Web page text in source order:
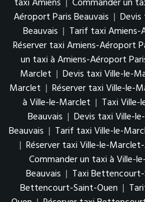
taxi Amiens | Commander un
Aéroport Paris Beauvais |
Beauvais | Tarif taxi Amiens-
Réserver taxi Amiens-Aéroport
un taxi à Amiens-Aéroport
Marclet | Devis taxi Ville-le-
Marclet | Réserver taxi Ville-le-
à Ville-le-Marclet | Taxi
Beauvais | Devis taxi Ville-
Beauvais | Tarif taxi Ville-le-
| Réserver taxi Ville-le-
Commander un taxi à Ville-
Beauvais | Taxi
Bettencourt-Saint-Ouen |